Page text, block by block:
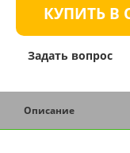
КУПИТЬ В
Задать вопрос
Описание